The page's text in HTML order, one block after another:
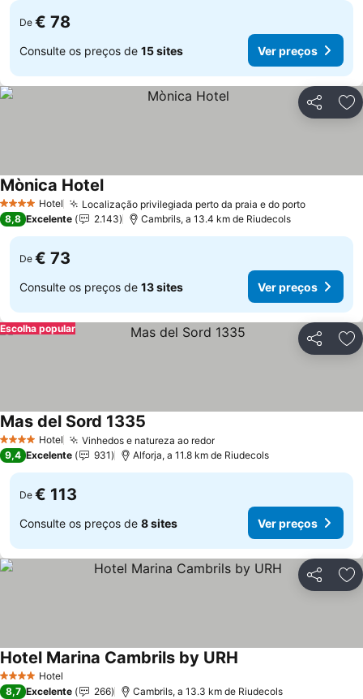
De € 78
Consulte os preços de 15 sites Ver preços
Partilhar
4 EstrelasHotel Localização privilegiada perto da praia e do portoVer
Mònica HotelVer preços
8,8 Excelente 2.143 Cambrils, a 13.4 km de Riudecols
De € 73
Consulte os preços de 13 sites Ver preços
Partilhar
Escolha popular
4 EstrelasHotel Vinhedos e natureza ao redorVer preços
Mas del Sord 1335
9,4 Excelente 931 Alforja, a 11.8 km de Riudecols
De € 113
Consulte os preços de 8 sites Ver preços
Partilhar
4 EstrelasHotel
Hotel Marina Cambrils by URH
8,7 Excelente 266 Cambrils, a 13.3 km de Riudecols